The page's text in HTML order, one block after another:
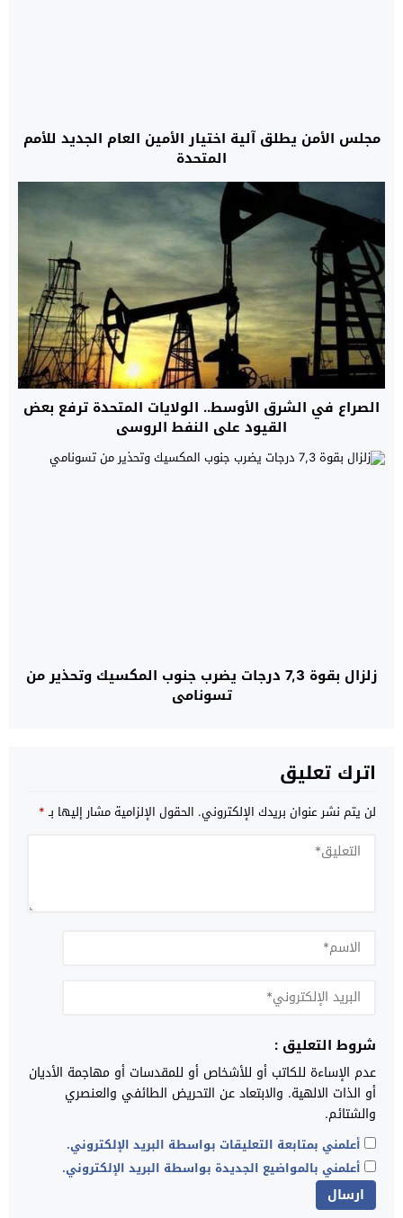
مجلس الأمن يطلق آلية اختيار الأمين العام الجديد للأمم
المتحدة
الصراع في الشرق الأوسط.. الولايات المتحدة ترفع بعض
القيود على النفط الروسي
زلزال بقوة 7,3 درجات يضرب جنوب المكسيك وتحذير من
تسونامي
اترك تعليق
لن يتم نشر عنوان بريدك الإلكتروني. الحقول الإلزامية مشار إليها بـ*
شروط التعليق :
عدم الإساءة للكاتب أو للأشخاص أو للمقدسات أو مهاجمة الأديان
أو الذات الالهية. والابتعاد عن التحريض الطائفي والعنصري
والشتائم.
أعلمني بمتابعة التعليقات بواسطة البريد الإلكتروني.
أعلمني بالمواضيع الجديدة بواسطة البريد الإلكتروني.